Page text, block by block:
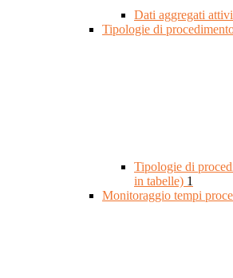
Dati aggregati
Tipologie di
Tipologie di
in tabelle) 1
Monitoraggio tempi